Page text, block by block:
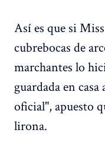
Así es que si
cubrebocas de
marchantes lo
guardada en
oficial", apuesto
lirona.